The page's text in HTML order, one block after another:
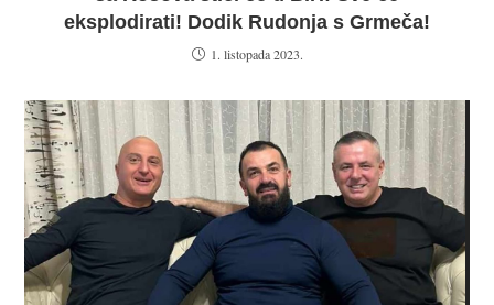
eksplodirati! Dodik Rudonja s Grmeča!
1. listopada 2023.